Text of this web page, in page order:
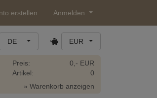
erstellen Anmelden
DE EUR
Preis:
Artikel:
0,- EUR
0
» Warenkorb anzeigen